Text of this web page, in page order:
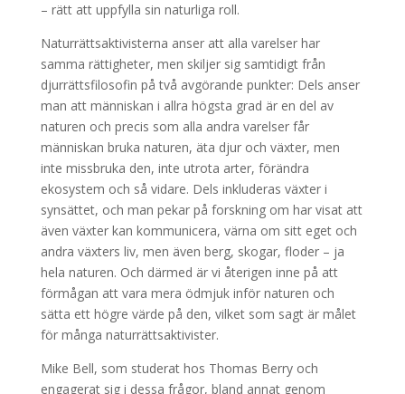
– rätt att uppfylla sin naturliga roll.
Naturrättsaktivisterna anser att alla varelser har
samma rättigheter, men skiljer sig samtidigt från
djurrättsfilosofin på två avgörande punkter: Dels anser
man att människan i allra högsta grad är en del av
naturen och precis som alla andra varelser får
människan bruka naturen, äta djur och växter, men
inte missbruka den, inte utrota arter, förändra
ekosystem och så vidare. Dels inkluderas växter i
synsättet, och man pekar på forskning om har visat att
även växter kan kommunicera, värna om sitt eget och
andra växters liv, men även berg, skogar, floder – ja
hela naturen. Och därmed är vi återigen inne på att
förmågan att vara mera ödmjuk inför naturen och
sätta ett högre värde på den, vilket som sagt är målet
för många naturrättsaktivister.
Mike Bell, som studerat hos Thomas Berry och
engagerat sig i dessa frågor, bland annat genom